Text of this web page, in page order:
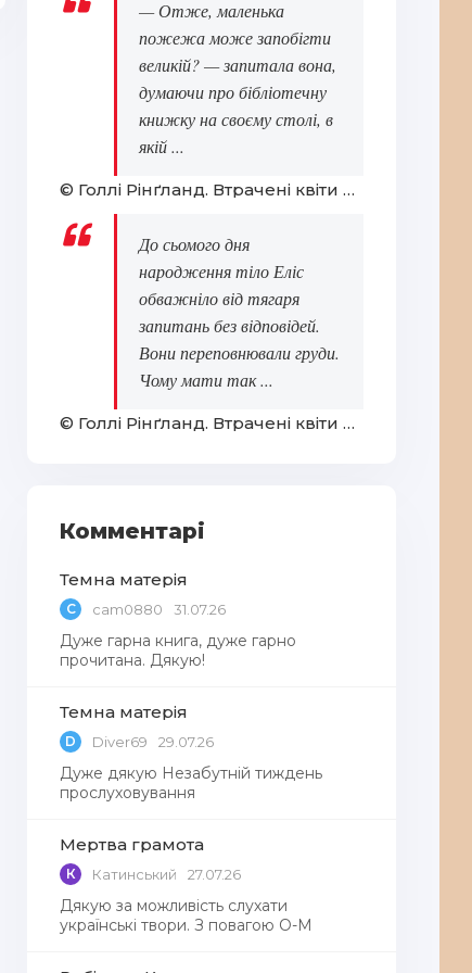
— Отже, маленька
пожежа може запобігти
великій? — запитала вона,
думаючи про бібліотечну
книжку на своєму столі, в
якій ...
© Голлі Рінґланд. Втрачені квіти Еліс Гарт
До сьомого дня
народження тіло Еліс
обважніло від тягаря
запитань без відповідей.
Вони переповнювали груди.
Чому мати так ...
© Голлі Рінґланд. Втрачені квіти Еліс Гарт
Комментарі
Темна матерія
C cam0880 31.07.26
Дуже гарна книга, дуже гарно
прочитана. Дякую!
Темна матерія
D Diver69 29.07.26
Дуже дякую Незабутній тиждень
прослуховування
Мертва грамота
К Катинський 27.07.26
Дякую за можливість слухати
українські твори. З повагою О-М